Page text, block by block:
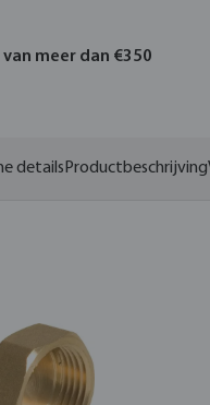
meer dan €350
details Productbeschrijving